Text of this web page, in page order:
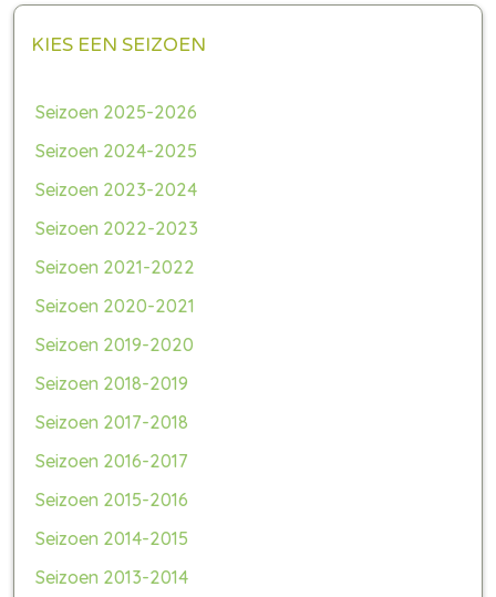
KIES EEN SEIZOEN
Seizoen 2025-2026
Seizoen 2024-2025
Seizoen 2023-2024
Seizoen 2022-2023
Seizoen 2021-2022
Seizoen 2020-2021
Seizoen 2019-2020
Seizoen 2018-2019
Seizoen 2017-2018
Seizoen 2016-2017
Seizoen 2015-2016
Seizoen 2014-2015
Seizoen 2013-2014